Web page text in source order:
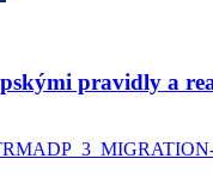
pravidly a